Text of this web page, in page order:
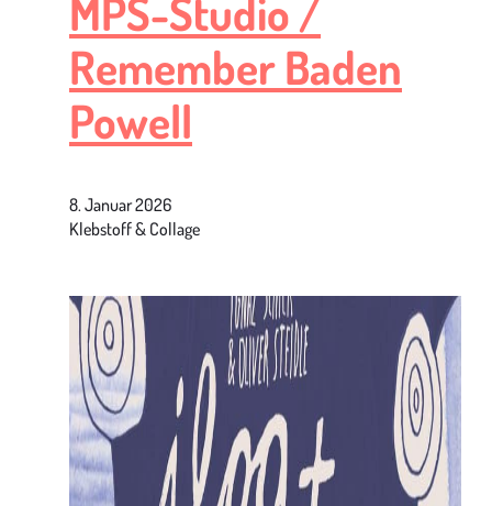
MPS-Studio /
Remember Baden
Powell
8. Januar 2026
Klebstoff & Collage